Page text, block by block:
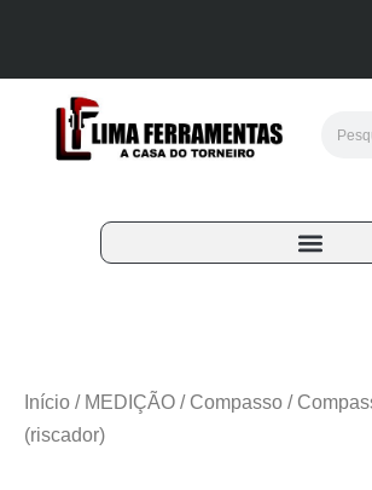
Início / MEDIÇÃO / Compasso /
(riscador)